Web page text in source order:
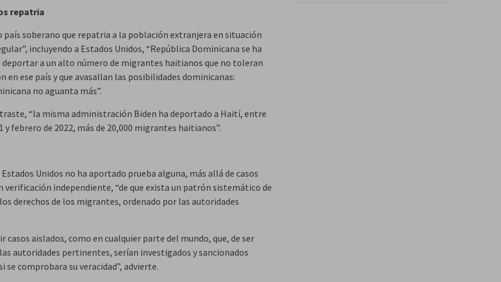
repatria
país soberano que repatria a la población extranjera en situación
incluyendo a Estados Unidos, “República Dominicana se ha
a un alto número de migrantes haitianos que no toleran
en ese país y que avasallan las posibilidades dominicanas:
no aguanta más”.
“la misma administración Biden ha deportado a Haití, entre
y febrero de 2022, más de 20,000 migrantes haitianos”.
Unidos no ha aportado prueba alguna, más allá de casos
verificación independiente, “de que exista un patrón sistemático de
derechos de los migrantes, ordenado por las autoridades
casos aislados, como en cualquier parte del mundo, que, de ser
autoridades pertinentes, serían investigados y sancionados
se comprobara su veracidad”, advierte.